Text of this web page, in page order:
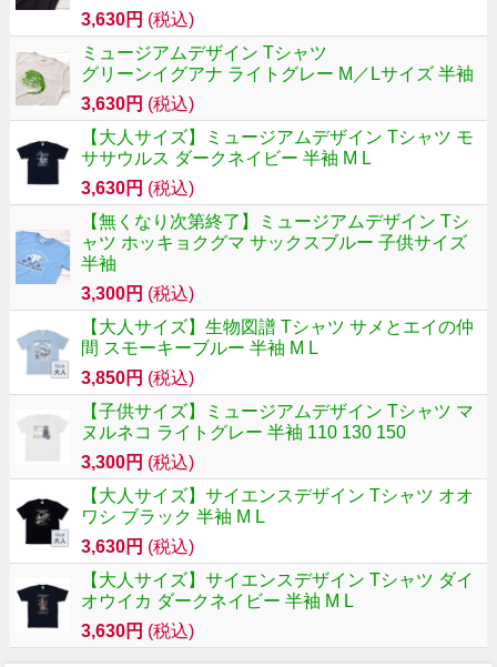
3,630円 (税込)
ミュージアムデザイン Tシャツ
グリーンイグアナ ライトグレー M／Lサイズ 半袖
3,630円 (税込)
【大人サイズ】ミュージアムデザイン Tシャツ モ
ササウルス ダークネイビー 半袖 M L
3,630円 (税込)
【無くなり次第終了】ミュージアムデザイン Tシ
ャツ ホッキョクグマ サックスブルー 子供サイズ
半袖
3,300円 (税込)
【大人サイズ】生物図譜 Tシャツ サメとエイの仲
間 スモーキーブルー 半袖 M L
3,850円 (税込)
【子供サイズ】ミュージアムデザイン Tシャツ マ
ヌルネコ ライトグレー 半袖 110 130 150
3,300円 (税込)
【大人サイズ】サイエンスデザイン Tシャツ オオ
ワシ ブラック 半袖 M L
3,630円 (税込)
【大人サイズ】サイエンスデザイン Tシャツ ダイ
オウイカ ダークネイビー 半袖 M L
3,630円 (税込)